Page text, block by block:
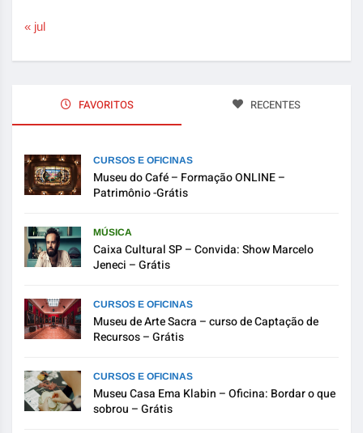
« jul
FAVORITOS RECENTES
CURSOS E OFICINAS
Museu do Café – Formação ONLINE –
Patrimônio -Grátis
MÚSICA
Caixa Cultural SP – Convida: Show Marcelo
Jeneci – Grátis
CURSOS E OFICINAS
Museu de Arte Sacra – curso de Captação de
Recursos – Grátis
CURSOS E OFICINAS
Museu Casa Ema Klabin – Oficina: Bordar o que
sobrou – Grátis